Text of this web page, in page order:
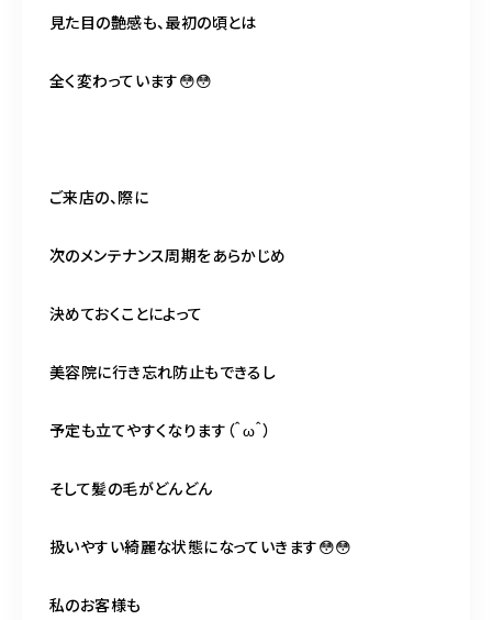
見た目の艶感も、最初の頃とは
全く変わっています😳😳
ご来店の、際に
次のメンテナンス周期をあらかじめ
決めておくことによって
美容院に行き忘れ防止もできるし
予定も立てやすくなります（＾ω＾）
そして髪の毛がどんどん
扱いやすい綺麗な状態になっていきます😳😳
私のお客様も